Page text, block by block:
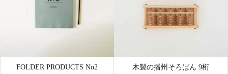
FOLDER PRODUCTS No2
木製の播州そろばん 9桁